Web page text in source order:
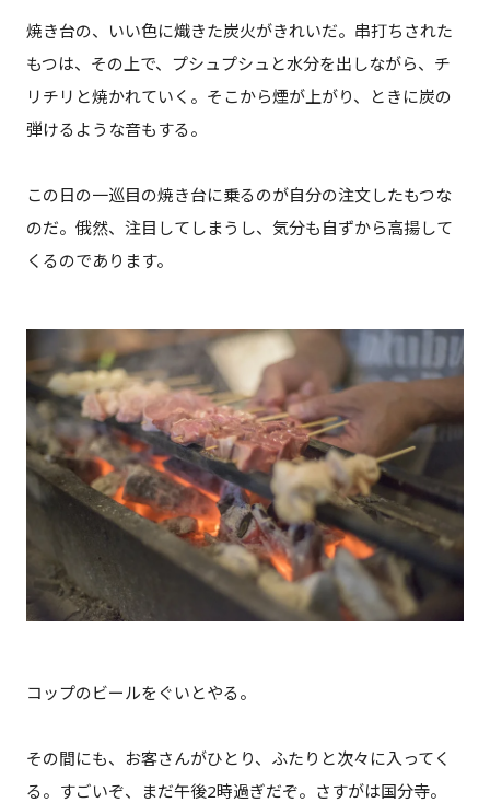
焼き台の、いい色に熾きた炭火がきれいだ。串打ちされた
もつは、その上で、プシュプシュと水分を出しながら、チ
リチリと焼かれていく。そこから煙が上がり、ときに炭の
弾けるような音もする。
この日の一巡目の焼き台に乗るのが自分の注文したもつな
のだ。俄然、注目してしまうし、気分も自ずから高揚して
くるのであります。
コップのビールをぐいとやる。
その間にも、お客さんがひとり、ふたりと次々に入ってく
る。すごいぞ、まだ午後2時過ぎだぞ。さすがは国分寺。